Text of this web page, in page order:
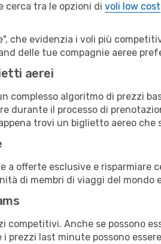
cerca tra le opzioni di voli low cost
che evidenzia i voli più
delle tue compagnie aeree
aerei
complesso algoritmo di prezzi
durante il processo di
trovi un biglietto aereo
a offerte esclusive e
di membri di viaggi del mondo
competitivi. Anche se possono
prezzi last minute possono